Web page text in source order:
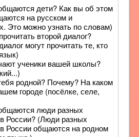
дети? Как вы об этом
на русском и
Это можно узнать по словам)
второй диалог?
могут прочитать те, кто
ученики вашей школы?
родной? Почему? На каком
городе (посёлке, селе,
люди разных
России? (Люди разных
России общаются на родном